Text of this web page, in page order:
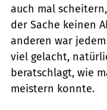
auch mal
der Sache keinen
anderen war
viel gelacht,
beratschlagt, wie
meistern konnte.